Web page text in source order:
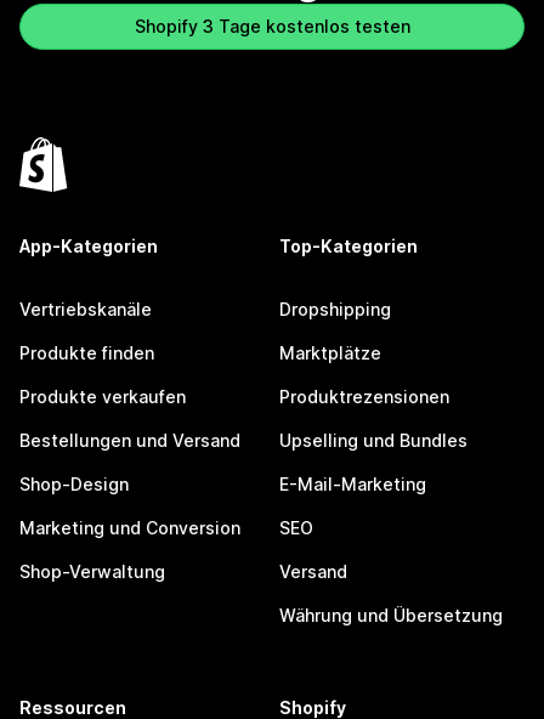
Shopify 3 Tage kostenlos testen
App-Kategorien
Vertriebskanäle
Produkte finden
Produkte verkaufen
Bestellungen und Versand
Shop-Design
Marketing und Conversion
Shop-Verwaltung
Top-Kategorien
Dropshipping
Marktplätze
Produktrezensionen
Upselling und Bundles
E-Mail-Marketing
SEO
Versand
Währung und Übersetzung
Ressourcen Shopify